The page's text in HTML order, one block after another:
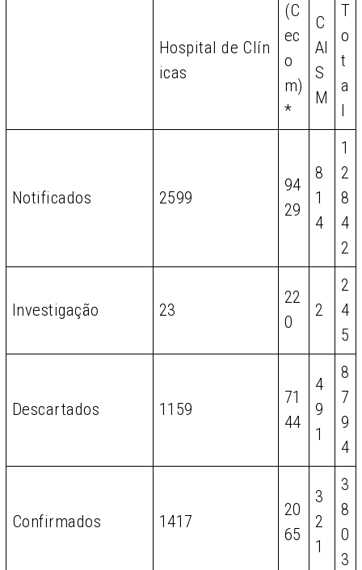
Hospital de Clín
icas
(C
ec
o
m)
*
C
AI
S
M
T
o
t
a
l
Notificados 2599
94
29
8
1
4
1
2
8
4
2
Investigação 23
22
0
2
2
4
5
Descartados 1159
71
44
4
9
1
8
7
9
4
Confirmados 1417
20
65
3
2
1
3
8
0
3